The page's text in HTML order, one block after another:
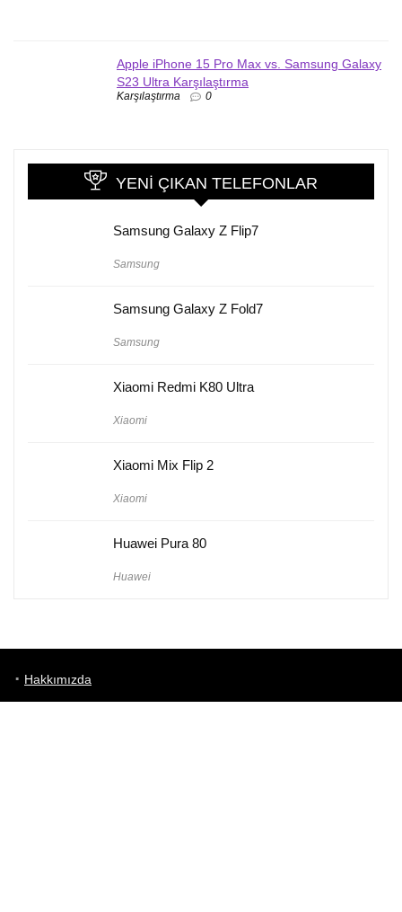
Apple iPhone 15 Pro Max vs. Samsung Galaxy
S23 Ultra Karşılaştırma
Karşılaştırma 0
YENI ÇIKAN TELEFONLAR
Samsung Galaxy Z Flip7
Samsung
Samsung Galaxy Z Fold7
Samsung
Xiaomi Redmi K80 Ultra
Xiaomi
Xiaomi Mix Flip 2
Xiaomi
Huawei Pura 80
Huawei
Hakkımızda